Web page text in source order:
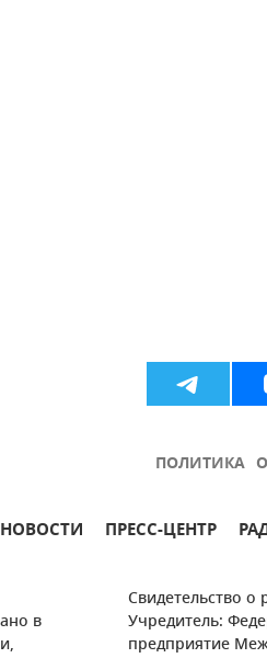
ПОЛИТИКА
НОВОСТИ ПРЕСС-ЦЕНТР
в
Свидетельство
Учредитель:
предприятие